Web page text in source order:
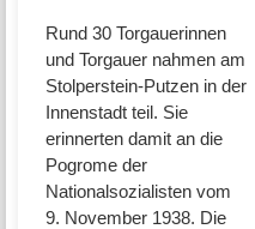
Rund 30 Torgauerinnen
und Torgauer nahmen am
Stolperstein-Putzen in der
Innenstadt teil. Sie
erinnerten damit an die
Pogrome der
Nationalsozialisten vom
9. November 1938. Die